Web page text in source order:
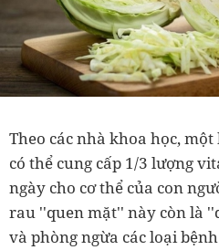
Theo các nhà khoa học,
có thể cung cấp 1/3 lượng
ngày cho cơ thể của con
rau ''quen mặt'' này còn là
và phòng ngừa các loại